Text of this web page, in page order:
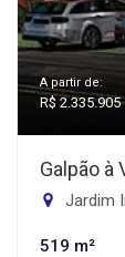
A partir de:
R$ 2.335.905
Galpão à
Jardim
519 m²